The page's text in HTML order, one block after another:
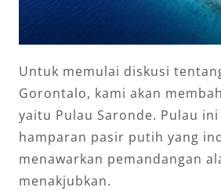
Untuk memulai diskusi
Gorontalo, kami akan
yaitu Pulau Saronde. Pulau
hamparan pasir putih yang
menawarkan pemandangan
menakjubkan.